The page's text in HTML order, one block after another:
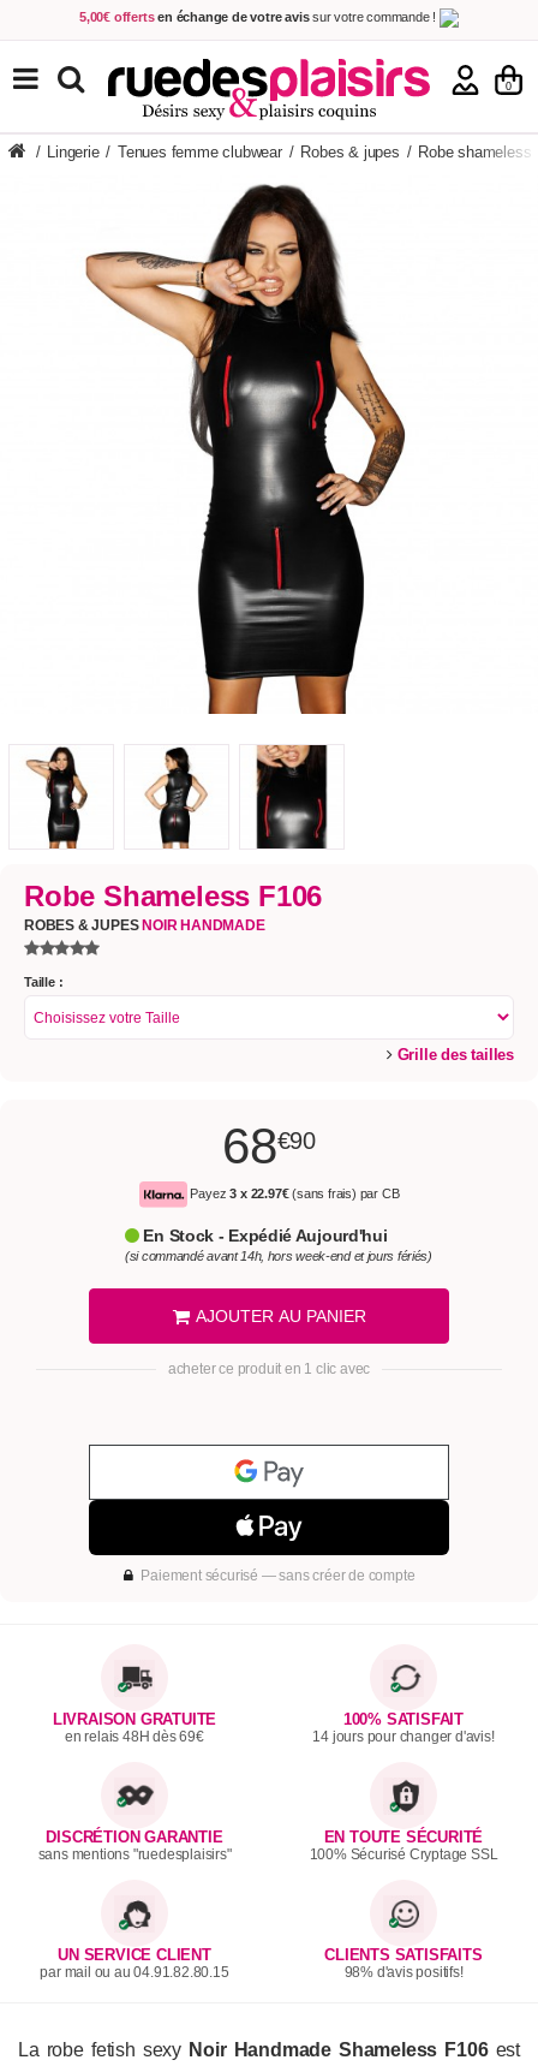
5,00€ offerts en échange de votre avissur votre commande !
Achetez aujourd'hui. Décidez quand payer !
Livraison en 48h
au prix de 2,90 € ! (Offerte dès 69,00€ d'achat)
0
TOUS NOS PRODUITS
/ Lingerie / Tenues femme clubwear / Robes & jupes / Robe shameless
Robe Shameless F106
ROBES & JUPES NOIR HANDMADE
Taille :
Grille des tailles
68€90
Payez3 x 22.97€(sans frais) par CB
En Stock - Expédié Aujourd'hui
(si commandé avant 14h, hors week-end et jours fériés)
AJOUTER AU PANIER
acheter ce produit en 1 clic avec
Paiement sécurisé — sans créer de compte
LIVRAISON GRATUITE
en relais 48H dès 69€
100% SATISFAIT
14 jours pour changer d'avis!
DISCRÉTION GARANTIE
sans mentions "ruedesplaisirs"
EN TOUTE SÉCURITÉ
100% Sécurisé Cryptage SSL
UN SERVICE CLIENT
par mail ou au 04.91.82.80.15
CLIENTS SATISFAITS
98% d'avis positifs!
La robe fetish sexy Noir HandmadeShameless F106est